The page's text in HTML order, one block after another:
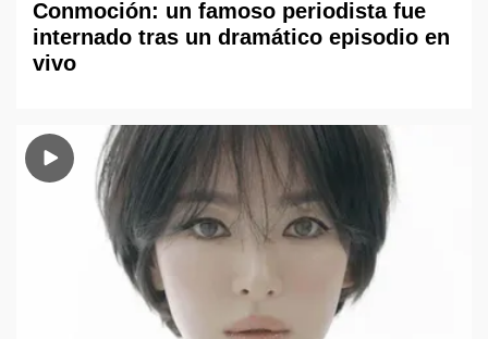
Conmoción: un famoso periodista fue
internado tras un dramático episodio en
vivo